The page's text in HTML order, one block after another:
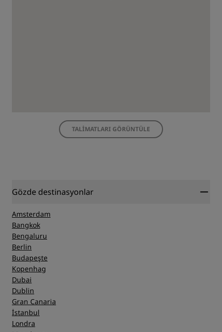
TALIMATLARI GÖRÜNTÜLE
Gözde destinasyonlar
Amsterdam
Bangkok
Bengaluru
Berlin
Budapeşte
Kopenhag
Dubai
Dublin
Gran Canaria
İstanbul
Londra